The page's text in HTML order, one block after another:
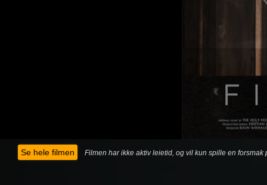
Se hele filmen Filmen har ikke aktiv leietid, og vil kun spille en forsmak